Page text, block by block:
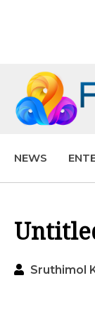
NEWS
Sruthimol